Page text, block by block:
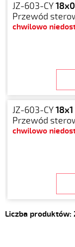
JZ-603-CY
Przewód
chwilowo
JZ-603-CY18x1
Przewód
chwilowo
Liczba produktów: